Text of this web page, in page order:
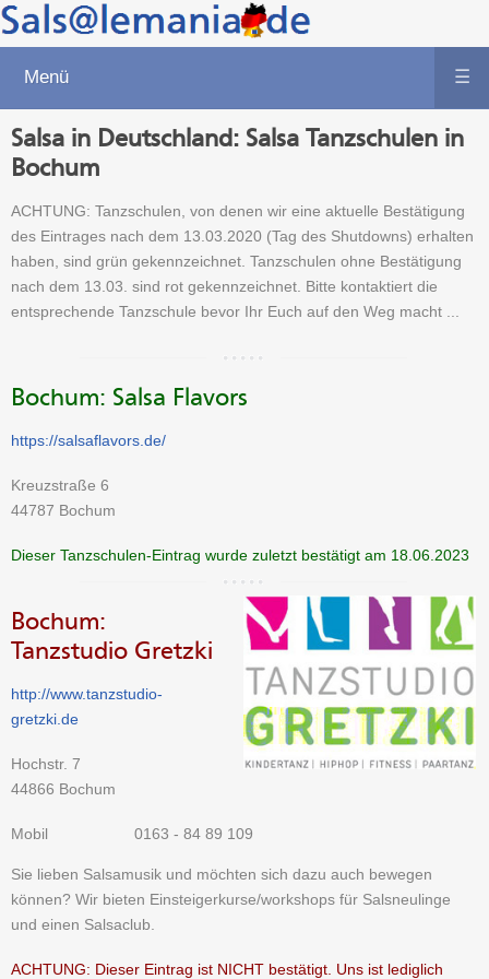
Menü ☰
Salsa in Deutschland: Salsa Tanzschulen in
Bochum
ACHTUNG: Tanzschulen, von denen wir eine aktuelle Bestätigung
des Eintrages nach dem 13.03.2020 (Tag des Shutdowns) erhalten
haben, sind grün gekennzeichnet. Tanzschulen ohne Bestätigung
nach dem 13.03. sind rot gekennzeichnet. Bitte kontaktiert die
entsprechende Tanzschule bevor Ihr Euch auf den Weg macht ...
Bochum: Salsa Flavors
https://salsaflavors.de/
Kreuzstraße 6
44787 Bochum
Dieser Tanzschulen-Eintrag wurde zuletzt bestätigt am 18.06.2023
Bochum:
Tanzstudio Gretzki
http://www.tanzstudio-
gretzki.de
Hochstr. 7
44866 Bochum
Mobil 0163 - 84 89 109
Sie lieben Salsamusik und möchten sich dazu auch bewegen
können? Wir bieten Einsteigerkurse/workshops für Salsneulinge
und einen Salsaclub.
ACHTUNG: Dieser Eintrag ist NICHT bestätigt. Uns ist lediglich